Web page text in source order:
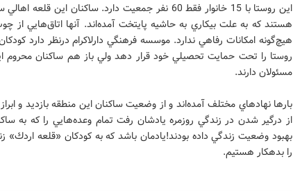
اين روستا با 15 خانوار فقط 60 نفر جمعيت دارد. ساكنان اين
هستند كه به علت بيكاري به حاشيه پايتخت آمده‌اند. آنها اتاق‌هايي از
هيچ‌گونه امكانات رفاهي ندارد. موسسه‌ فرهنگي دارلاكرام درنظر دارد
روستا را تحت حمايت تحصيلي خود قرار دهد ولي باز هم ساكنان محروم
مسئولان دارند.
بارها نهادهاي مختلف آمده‌اند و از وضعيت ساكنان اين منطقه بازديد و
از درگير شدن در زندگي روزمره يادشان رفت تمام وعده‌هايي را كه به
بهبود وضعيت زندگي داده بودند!يادمان باشد كه به كودكان «قلعه
را بدهكار هستيم.